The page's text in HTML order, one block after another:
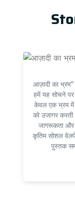
आज़ादी का
हमें यह सोचने
केवल एक भ्रम में
को उजागर करती
जागरूकता और
कृतिम सोशल
पुस्तक